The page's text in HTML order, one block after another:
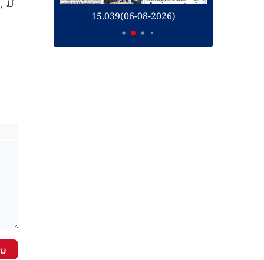
15.039(06-08-2026)